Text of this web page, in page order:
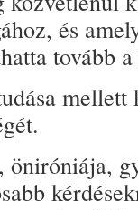
és
tovább